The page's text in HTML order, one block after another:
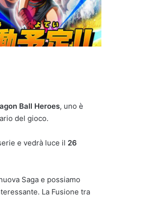
Ball Heroes, uno è
del gioco.
e vedrà luce il 26
Saga e possiamo
La Fusione tra